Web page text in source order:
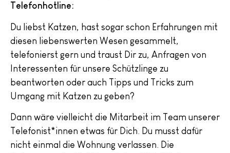
Telefonhotline:
Du liebst Katzen, hast sogar schon Erfahrungen mit
diesen liebenswerten Wesen gesammelt,
telefonierst gern und traust Dir zu, Anfragen von
Interessenten für unsere Schützlinge zu
beantworten oder auch Tipps und Tricks zum
Umgang mit Katzen zu geben?
Dann wäre vielleicht die Mitarbeit im Team unserer
Telefonist*innen etwas für Dich. Du musst dafür
nicht einmal die Wohnung verlassen. Die